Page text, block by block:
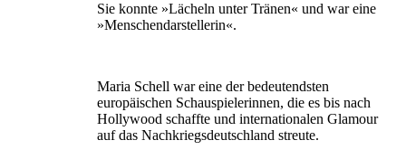
Sie konnte »Lächeln unter Tränen« und war eine
»Menschendarstellerin«.
Maria Schell war eine der bedeutendsten
europäischen Schauspielerinnen, die es bis nach
Hollywood schaffte und internationalen Glamour
auf das Nachkriegsdeutschland streute.